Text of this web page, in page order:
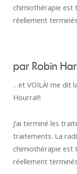
chimiothérapie
réellement
par Robin
…et VOILÀ! me dit
Hourra!!!
J’ai terminé les
traitements. La
chimiothérapie
réellement